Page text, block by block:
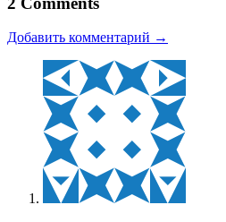
Добавить комментарий →